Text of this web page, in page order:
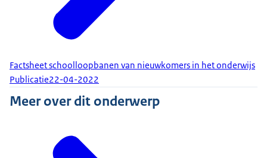
Factsheet schoolloopbanen van nieuwkomers in het onderwijs
Publicatie22-04-2022
Meer over dit onderwerp